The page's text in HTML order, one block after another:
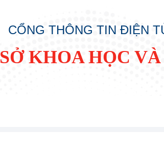
CỔNG THÔNG TIN ĐIỆN
SỞ KHOA HỌC